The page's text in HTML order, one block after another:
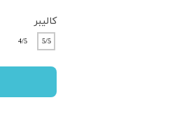
کالیبر
5/5
4/5